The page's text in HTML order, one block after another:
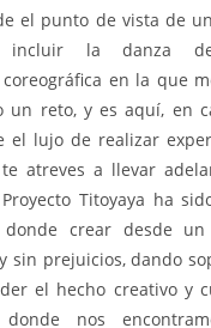
el punto de vista de
incluir la danza
en la que
un reto, y es aquí, en
el lujo de realizar
atreves a llevar
Titoyaya ha
donde crear desde
sin prejuicios, dando
el hecho creativo y
nos